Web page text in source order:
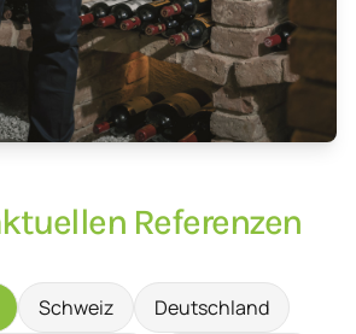
Referenzen
Schweiz
Deutschland